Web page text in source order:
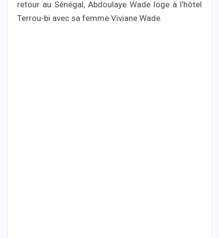
retour au Sénégal, Abdoulaye Wade loge à l’hôtel
Terrou-bi avec sa femme Viviane Wade.